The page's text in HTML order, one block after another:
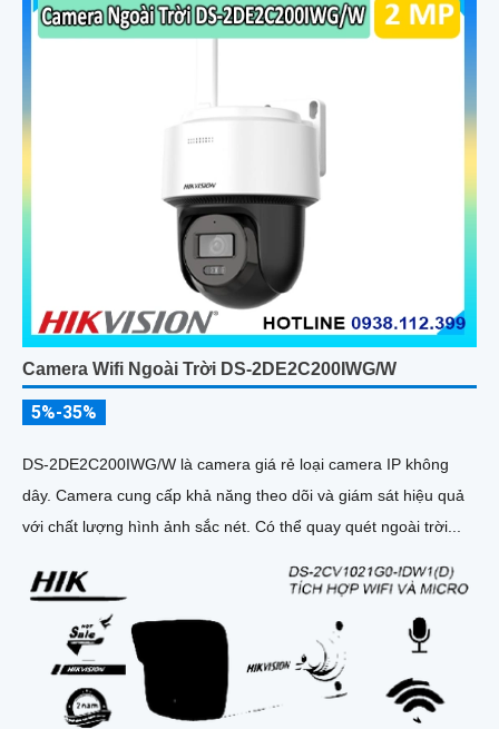
Camera Wifi Ngoài Trời DS-2DE2C200IWG/W
5%-35%
DS-2DE2C200IWG/W là camera giá rẻ loại camera IP không
dây. Camera cung cấp khả năng theo dõi và giám sát hiệu quả
với chất lượng hình ảnh sắc nét. Có thể quay quét ngoài trời...